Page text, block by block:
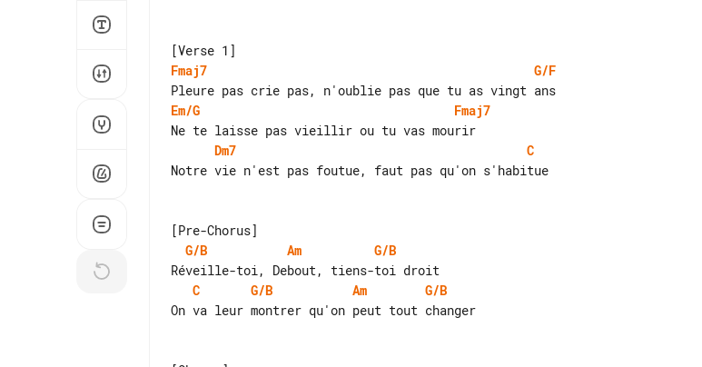
Fmaj7
G/F
Em/G
Fmaj7
Dm7
C
Notre vie n'est pas foutue, faut pas qu'on s'habitue
G/B
Am
G/B
C
G/B Am
G/B
On va leur montrer qu'on peut tout changer